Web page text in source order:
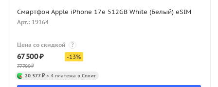
Смартфон Apple iPhone 17e 512GB White (Белый) eSIM
Арт.: 19164
Цена со скидкой ?
67 500₽
77 700₽
-13%
20 377 ₽ × 4 платежа в Сплит